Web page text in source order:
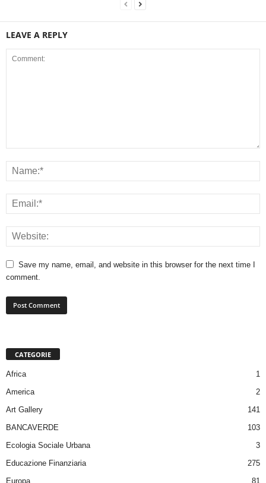
LEAVE A REPLY
Save my name, email, and website in this browser for the next time I
comment.
CATEGORIE
Africa
1
America
2
Art Gallery
141
BANCAVERDE
103
Ecologia Sociale Urbana
3
Educazione Finanziaria
275
Europa
81